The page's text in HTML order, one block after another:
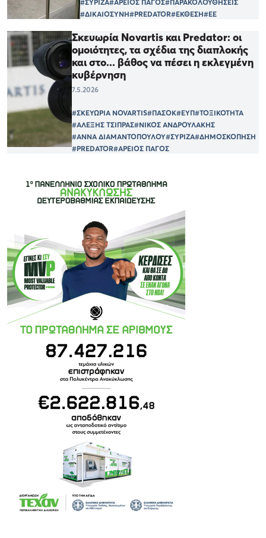
#ΣΥΡΙΖΑ#ΑΡΕΙΟΣ ΠΑΓΟΣ#ΠΑΡΑΚΟΛΟΥΘΗΣΕΙΣ
#ΔΙΚΑΙΟΣΥΝΗ#PREDATOR#ΕΚΘΕΣΗ#ΕΕ
Σκευωρία Novartis και Predator: οι
οµοιότητες, τα σχέδια της διαπλοκής
και στο... βάθος να πέσει η εκλεγµένη
κυβέρνηση
7.5.2026
#ΣΚΕΥΩΡΙΑ NOVARTIS#ΠΑΣΟΚ#ΕΥΠ#ΤΟΞΙΚΟΤΗΤΑ
#ΑΛΕΞΗΣ ΤΣΙΠΡΑΣ#ΝΙΚΟΣ ΑΝΔΡΟΥΛΑΚΗΣ
#ΑΝΝΑ ΔΙΑΜΑΝΤΟΠΟΥΛΟΥ#ΣΥΡΙΖΑ#ΔΗΜΟΣΚΟΠΗΣΗ
#PREDATOR#ΑΡΕΙΟΣ ΠΑΓΟΣ